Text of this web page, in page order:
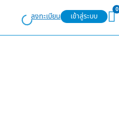
ลงทะเบียน เข้าสู่ระบบ
0